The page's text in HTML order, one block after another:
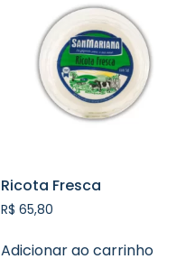
Ricota Fresca
R$ 65,80
Adicionar ao carrinho